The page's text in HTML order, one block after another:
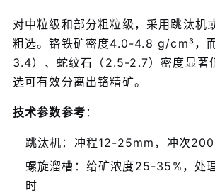
对中粒级和部分粗粒级，采用跳汰机
粗选。铬铁矿密度4.0-4.8 g/cm³，
3.4）、蛇纹石（2.5-2.7）密度显著
选可有效分离出铬精矿。
技术参数参考 ：
跳汰机：冲程12-25mm，冲次
螺旋溜槽：给矿浓度25-35%，处
时